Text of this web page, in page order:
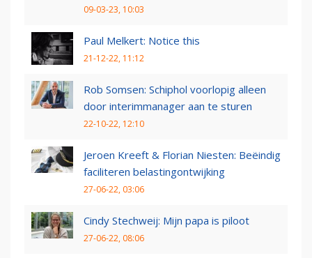
09-03-23, 10:03
Paul Melkert: Notice this
21-12-22, 11:12
Rob Somsen: Schiphol voorlopig alleen
door interimmanager aan te sturen
22-10-22, 12:10
Jeroen Kreeft & Florian Niesten: Beëindig
faciliteren belastingontwijking
27-06-22, 03:06
Cindy Stechweij: Mijn papa is piloot
27-06-22, 08:06